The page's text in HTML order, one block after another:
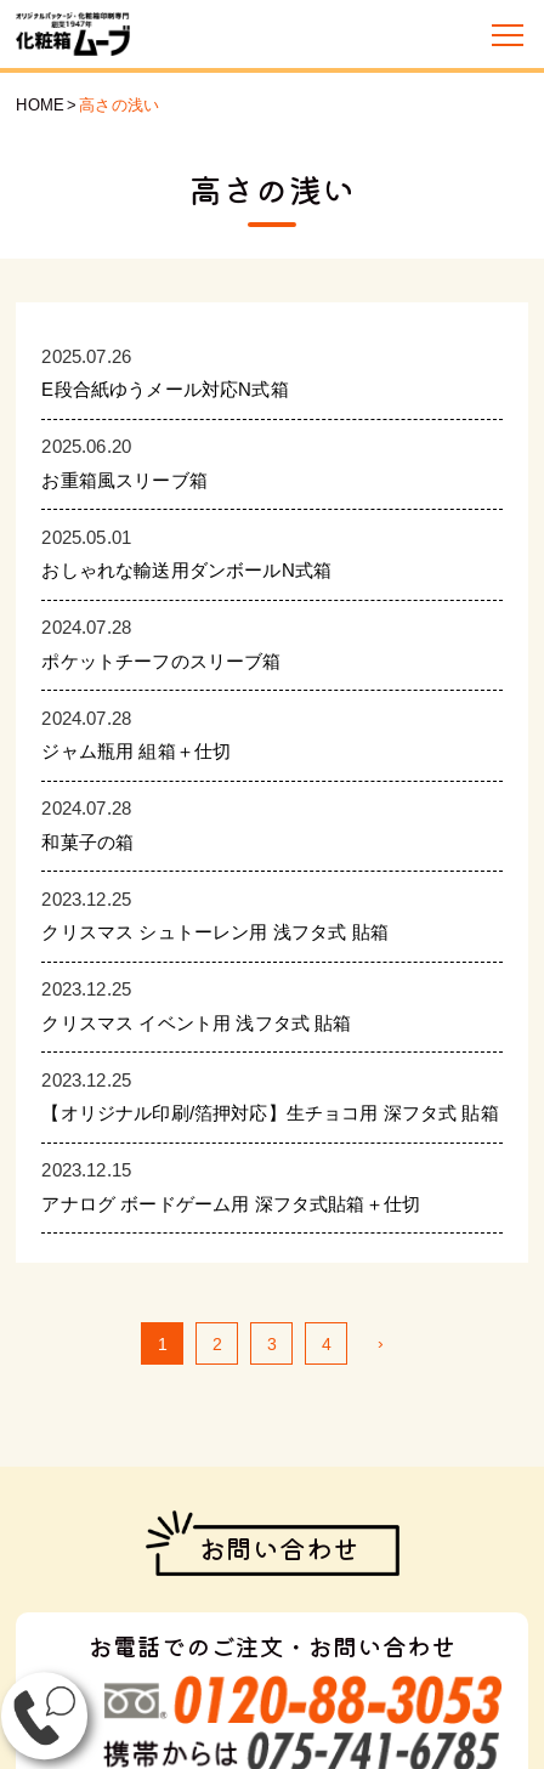
HOME> 高さの浅い
高さの浅い
2025.07.26
E段合紙ゆうメール対応N式箱
2025.06.20
お重箱風スリーブ箱
2025.05.01
おしゃれな輸送用ダンボールN式箱
2024.07.28
ポケットチーフのスリーブ箱
2024.07.28
ジャム瓶用 組箱＋仕切
2024.07.28
和菓子の箱
2023.12.25
クリスマス シュトーレン用 浅フタ式 貼箱
2023.12.25
クリスマス イベント用 浅フタ式 貼箱
2023.12.25
【オリジナル印刷/箔押対応】生チョコ用 深フタ式 貼箱
2023.12.15
アナログ ボードゲーム用 深フタ式貼箱＋仕切
1 2 3 4 ›
お問い合わせ
お電話でのご注文・お問い合わせ